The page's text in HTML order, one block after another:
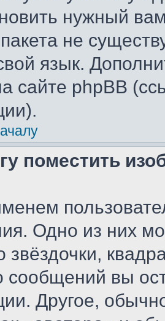
нужный
не
язык.
сайте phpBB
поместить
Одно из них
звёздочки,
сообщений вы
Другое,